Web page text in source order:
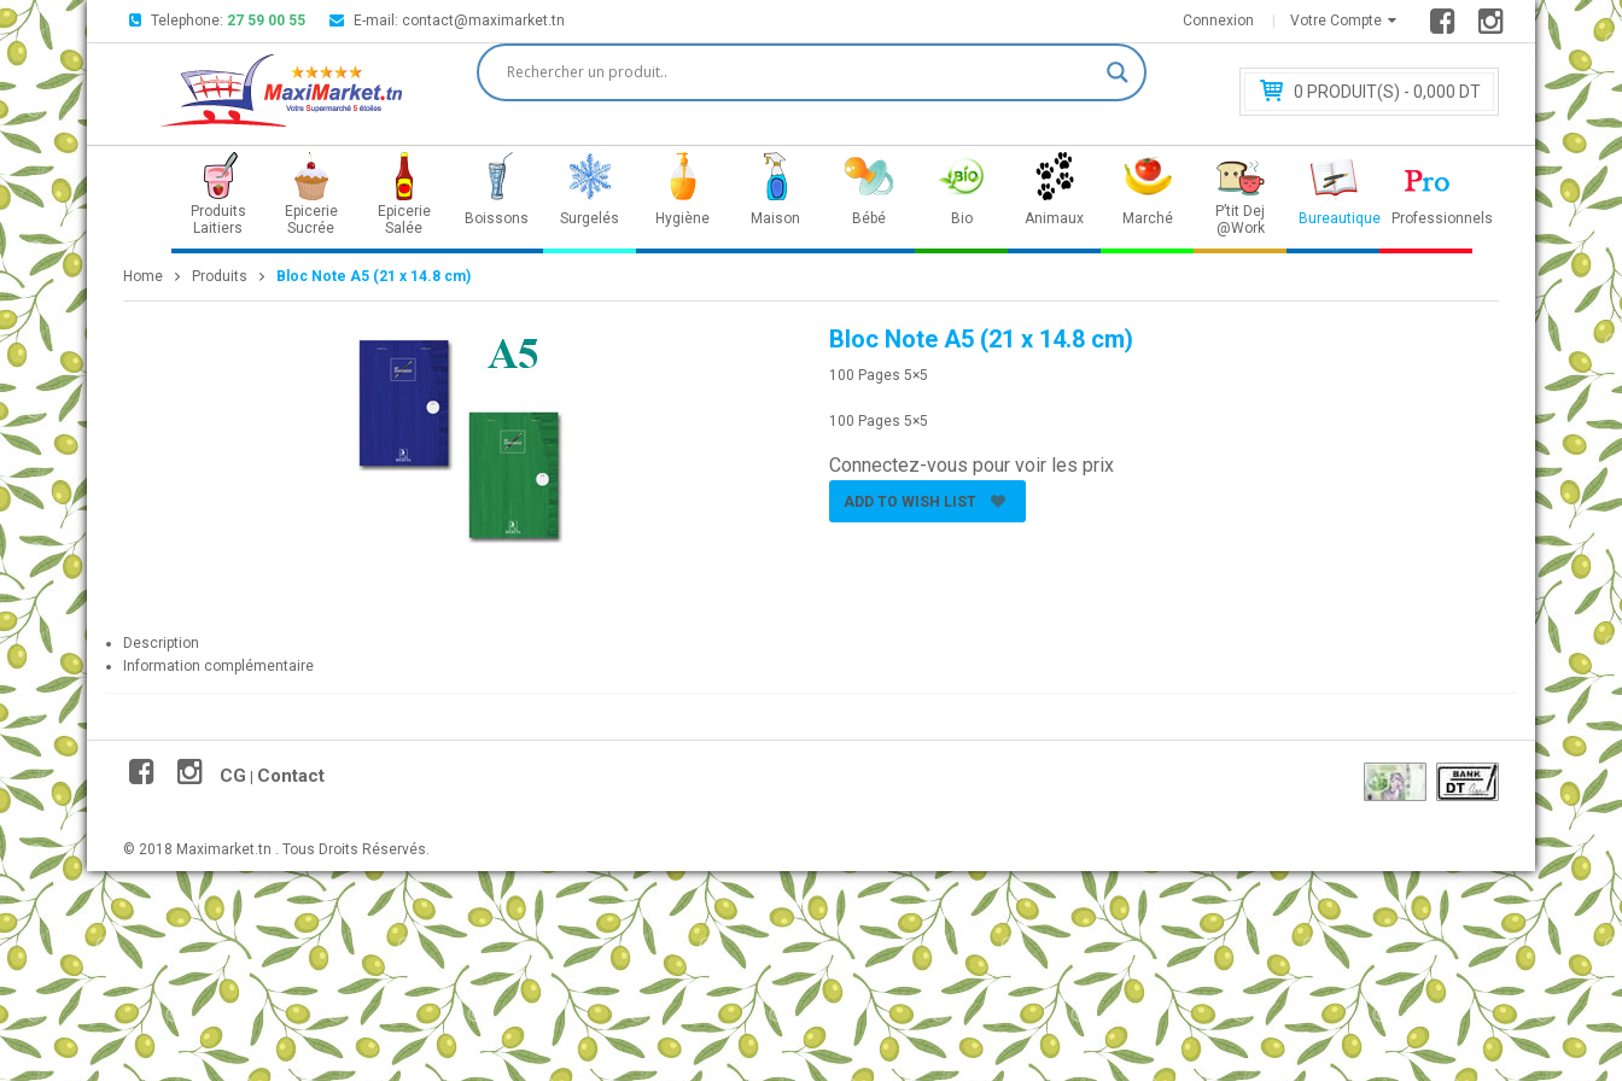
Telephone: 27 59 00 55 E-mail: contact@maximarket.tn Votre Compte
Connexion
0 PRODUIT(S) - 0,000 DT
Produits
Laitiers
Epicerie
Sucrée
Epicerie
Salée
Boissons Surgelés Hygiène Maison Bébé Bio Animaux Marché
P’tit Dej
@Work
Bureautique Professionnels
Home Produits Bloc Note A5 (21 x 14.8 cm)
Bloc Note A5 (21 x 14.8 cm)
100 Pages 5×5
100 Pages 5×5
Connectez-vous pour voir les prix
ADD TO WISH LIST
Description
Information complémentaire
CG Contact
© 2018 Maximarket.tn . Tous Droits Réservés.